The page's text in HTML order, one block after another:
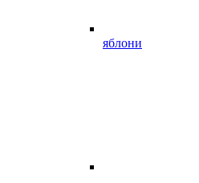
яблони